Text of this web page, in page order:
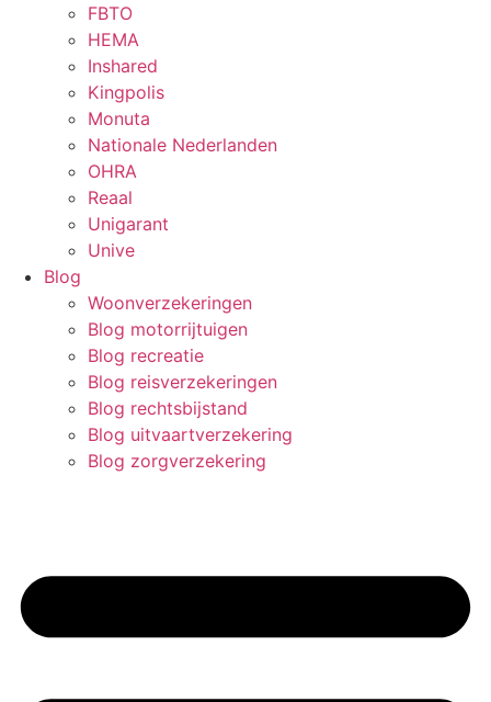
FBTO
HEMA
Inshared
Kingpolis
Monuta
Nationale Nederlanden
OHRA
Reaal
Unigarant
Unive
Blog
Woonverzekeringen
Blog motorrijtuigen
Blog recreatie
Blog reisverzekeringen
Blog rechtsbijstand
Blog uitvaartverzekering
Blog zorgverzekering